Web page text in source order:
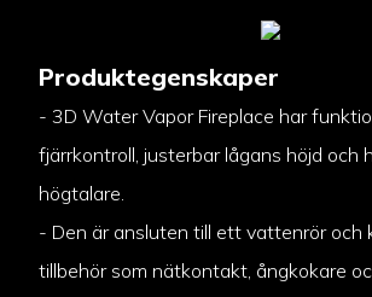
Produktegenskaper
- 3D Water Vapor Fireplace har
fjärrkontroll, justerbar lågans höjd och
högtalare.
- Den är ansluten till ett vattenrör och
tillbehör som nätkontakt, ångkokare